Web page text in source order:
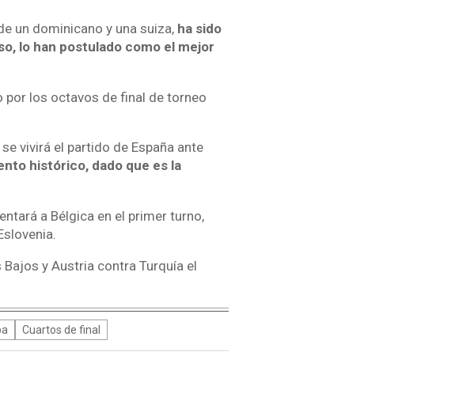
un dominicano y una suiza, ha sido
lo han postulado como el mejor
por los octavos de final de torneo
vivirá el partido de España ante
histórico, dado que es la
a Bélgica en el primer turno,
y Austria contra Turquía el
Cuartos de final